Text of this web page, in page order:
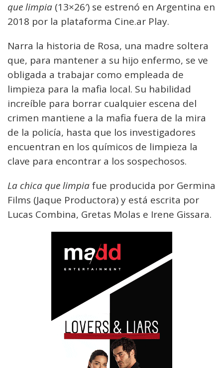
que limpia (13×26′) se estrenó en Argentina en
2018 por la plataforma Cine.ar Play.
Narra la historia de Rosa, una madre soltera
que, para mantener a su hijo enfermo, se ve
obligada a trabajar como empleada de
limpieza para la mafia local. Su habilidad
increíble para borrar cualquier escena del
crimen mantiene a la mafia fuera de la mira
de la policía, hasta que los investigadores
encuentran en los químicos de limpieza la
clave para encontrar a los sospechosos.
La chica que limpiafue producida por Germina
Films (Jaque Productora) y está escrita por
Lucas Combina, Gretas Molas e Irene Gissara.